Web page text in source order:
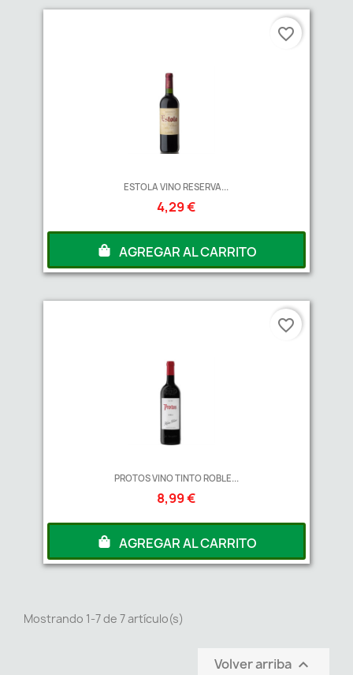
ESTOLA VINO RESERVA...
4,29 €
AGREGAR AL CARRITO
favorite_border
PROTOS VINO TINTO ROBLE...
8,99 €
AGREGAR AL CARRITO
favorite_border
Mostrando 1-7 de 7 artículo(s)
Volver arriba 